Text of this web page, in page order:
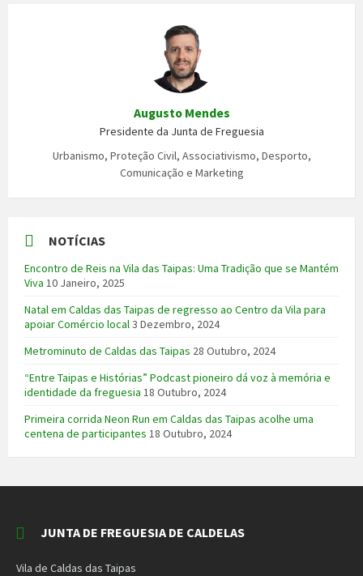
Augusto Mendes
Presidente da Junta de Freguesia
Urbanismo, Proteção Civil, Associativismo, Desporto,
Comunicação e Marketing
NOTÍCIAS
Encontro de Reis na Vila das Taipas: Uma Tradição que se Mantém
Viva 10 Janeiro, 2025
Natal em Caldas das Taipas de regresso ao Centro da Vila para
apoiar Comércio local3 Dezembro, 2024
Metrominuto de Caldas das Taipas 28 Outubro, 2024
“Entre Taipas e Histórias” Podcast pioneiro dá voz à memória e
identidade da freguesia 18 Outubro, 2024
Primeira corrida Neon Run em Caldas das Taipas acolhe uma
centena de participantes 18 Outubro, 2024
JUNTA DE FREGUESIA DE CALDELAS
Vila de Caldas das Taipas